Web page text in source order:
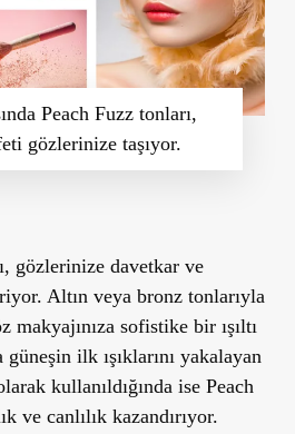
Peach Fuzz tonları,
gözlerinize taşıyor.
gözlerinize davetkar ve
Altın veya bronz tonlarıyla
makyajınıza sofistike bir ışıltı
ilk ışıklarını yakalayan
kullanıldığında ise Peach
ve canlılık kazandırıyor.